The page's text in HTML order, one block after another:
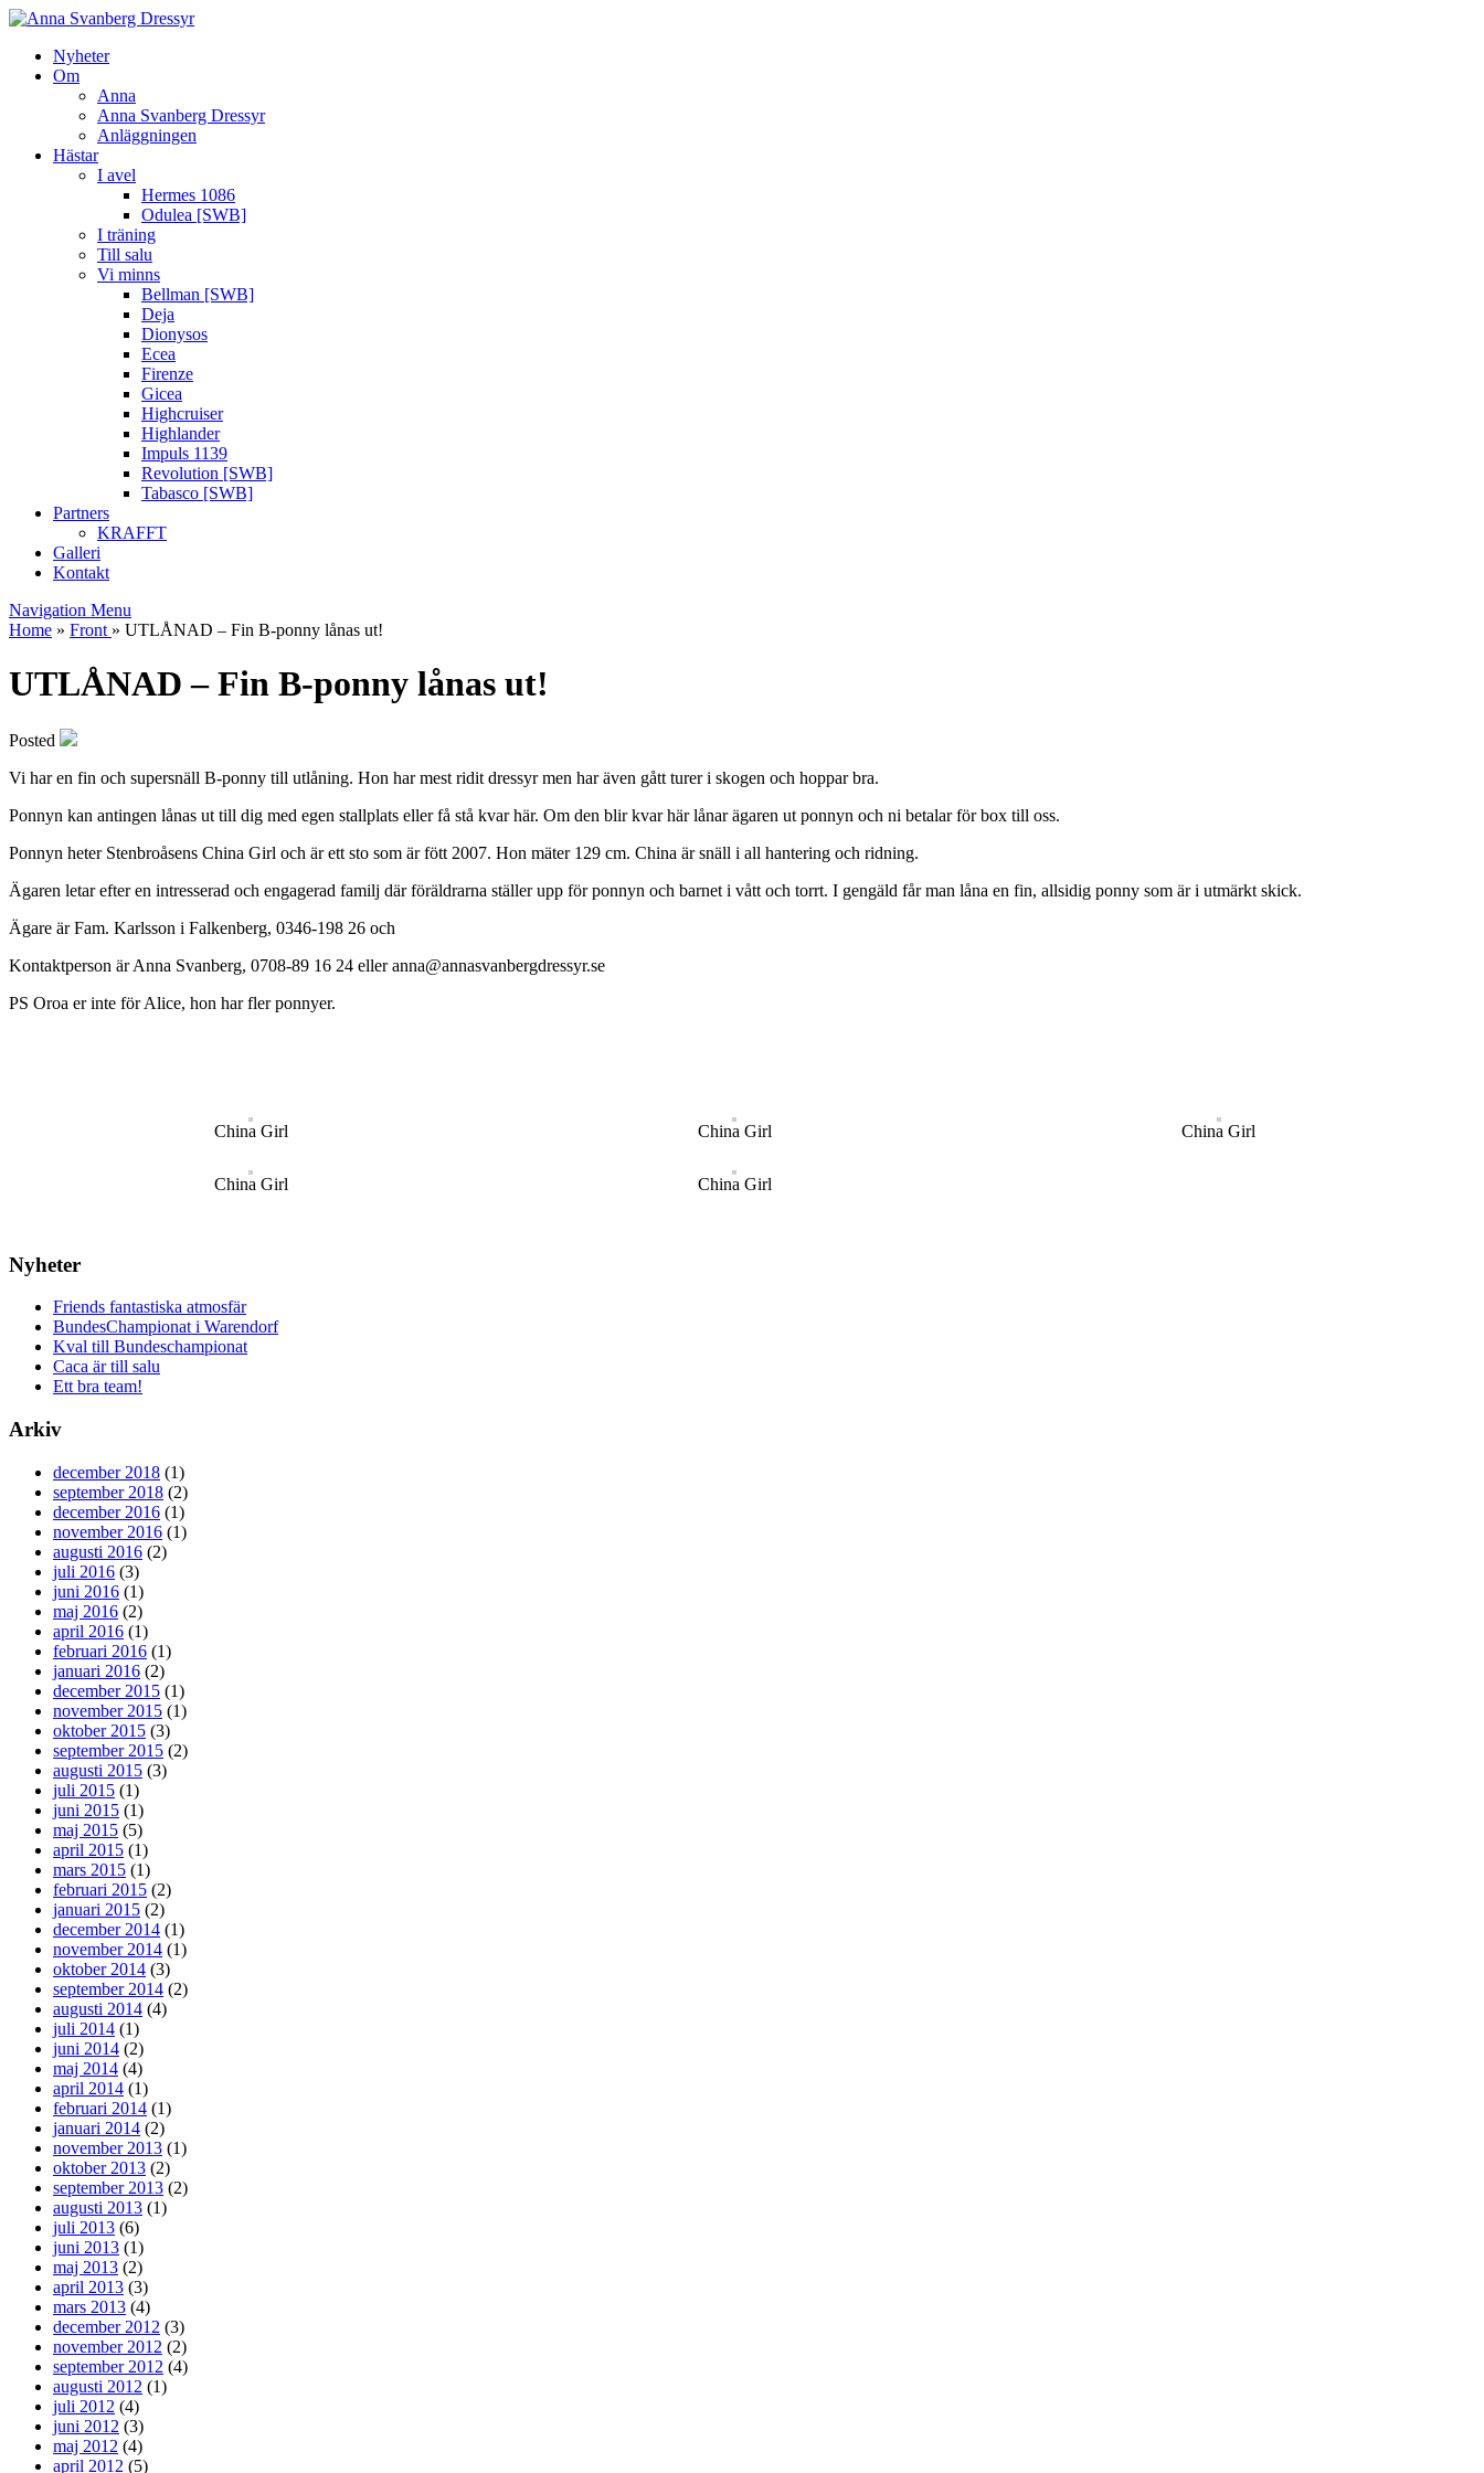
Nyheter
Om
Anna
Anna Svanberg Dressyr
Anläggningen
Hästar
I avel
Hermes 1086
Odulea [SWB]
I träning
Till salu
Vi minns
Bellman [SWB]
Deja
Dionysos
Ecea
Firenze
Gicea
Highcruiser
Highlander
Impuls 1139
Revolution [SWB]
Tabasco [SWB]
Partners
KRAFFT
Galleri
Kontakt
Navigation Menu
Home » Front » UTLÅNAD – Fin B-ponny lånas ut!
UTLÅNAD – Fin B-ponny lånas ut!
Posted
Vi har en fin och supersnäll B-ponny till utlåning. Hon har mest ridit dressyr men har även gått turer i skogen och hoppar bra.
Ponnyn kan antingen lånas ut till dig med egen stallplats eller få stå kvar här. Om den blir kvar här lånar ägaren ut ponnyn och ni betalar för box till oss.
Ponnyn heter Stenbroåsens China Girl och är ett sto som är fött 2007. Hon mäter 129 cm. China är snäll i all hantering och ridning.
Ägaren letar efter en intresserad och engagerad familj där föräldrarna ställer upp för ponnyn och barnet i vått och torrt. I gengäld får man låna en fin, allsidig ponny som är i utmärkt skick.
Ägare är Fam. Karlsson i Falkenberg, 0346-198 26 och
Kontaktperson är Anna Svanberg, 0708-89 16 24 eller anna@annasvanbergdressyr.se
PS Oroa er inte för Alice, hon har fler ponnyer.
China Girl China Girl China Girl
China Girl China Girl
Nyheter
Friends fantastiska atmosfär
BundesChampionat i Warendorf
Kval till Bundeschampionat
Caca är till salu
Ett bra team!
Arkiv
december 2018 (1)
september 2018 (2)
december 2016 (1)
november 2016 (1)
augusti 2016 (2)
juli 2016 (3)
juni 2016 (1)
maj 2016 (2)
april 2016 (1)
februari 2016 (1)
januari 2016 (2)
december 2015 (1)
november 2015 (1)
oktober 2015 (3)
september 2015 (2)
augusti 2015 (3)
juli 2015 (1)
juni 2015 (1)
maj 2015 (5)
april 2015 (1)
mars 2015 (1)
februari 2015 (2)
januari 2015 (2)
december 2014 (1)
november 2014 (1)
oktober 2014 (3)
september 2014 (2)
augusti 2014 (4)
juli 2014 (1)
juni 2014 (2)
maj 2014 (4)
april 2014 (1)
februari 2014 (1)
januari 2014 (2)
november 2013 (1)
oktober 2013 (2)
september 2013 (2)
augusti 2013 (1)
juli 2013 (6)
juni 2013 (1)
maj 2013 (2)
april 2013 (3)
mars 2013 (4)
december 2012 (3)
november 2012 (2)
september 2012 (4)
augusti 2012 (1)
juli 2012 (4)
juni 2012 (3)
maj 2012 (4)
april 2012 (5)